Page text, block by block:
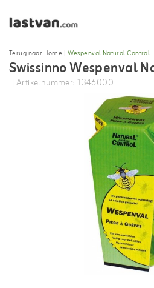
Terug naar Home |Wespenval Natural Control
Swissinno Wespenval
| Artikelnummer: 1346000